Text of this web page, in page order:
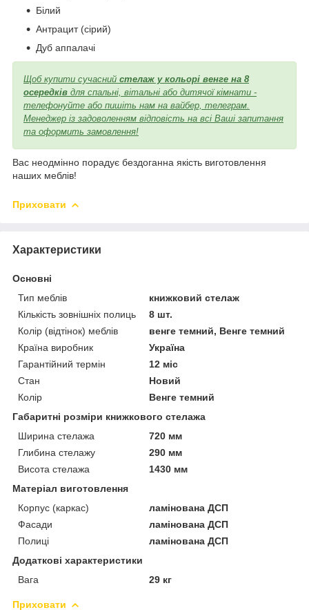
Білий
Антрацит (сірий)
Дуб аппалачі
Щоб купити сучасний стелаж у кольорі венге на 8
осередків для спальні, вітальні або дитячої кімнати -
телефонуйте або пишіть нам на вайбер, телеграм.
Менеджер із задоволенням відповість на всі Ваші запитання
та оформить замовлення!
Вас неодмінно порадує бездоганна якість виготовлення
наших меблів!
Приховати
Характеристики
Основні
Тип меблів
книжковий стелаж
Кількість зовнішніх полиць
8 шт.
Колір (відтінок) меблів
венге темний, Венге темний
Країна виробник
Україна
Гарантійний термін
12 міс
Стан
Новий
Колір
Венге темний
Габаритні розміри книжкового стелажа
Ширина стелажа
720 мм
Глибина стелажу
290 мм
Висота стелажа
1430 мм
Матеріал виготовлення
Корпус (каркас)
ламінована ДСП
Фасади
ламінована ДСП
Полиці
ламінована ДСП
Додаткові характеристики
Вага
29 кг
Приховати